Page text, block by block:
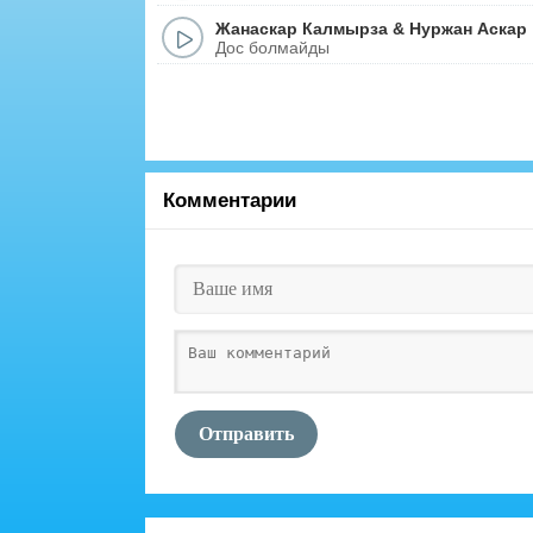
Жанаскар Калмырза & Нуржан Аскар
Дос болмайды
Комментарии
Отправить